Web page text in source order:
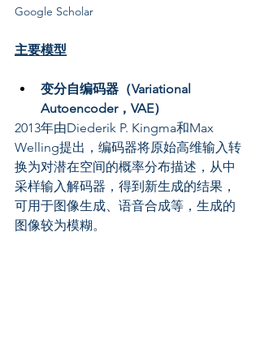
Google Scholar
主要模型
变分自编码器（Variational
Autoencoder，VAE）
2013年由Diederik P. Kingma和Max
Welling提出，编码器将原始高维输入转
换为对潜在空间的概率分布描述，从中
采样输入解码器，得到新生成的结果，
可用于图像生成、语音合成等，生成的
图像较为模糊。